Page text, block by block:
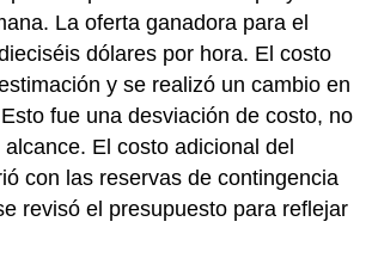
La oferta ganadora para el
dólares por hora. El costo
y se realizó un cambio en
fue una desviación de costo, no
El costo adicional del
con las reservas de contingencia
revisó el presupuesto para reflejar